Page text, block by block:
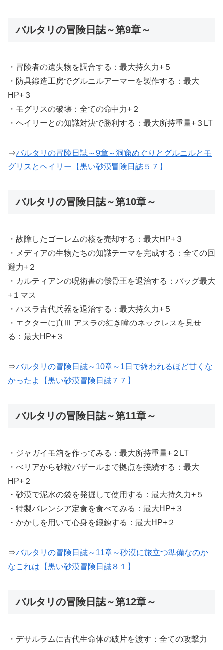
バルタリの冒険日誌～第9章～
・冒険者の遺失物を調合する：最大持久力+５
・防具鍛造工房でグルニルアーマーを製作する：最大
HP+３
・モグリスの破壊：全ての命中力+２
・ヘイリーとの知識対決で勝利する：最大所持重量+３LT
⇒バルタリの冒険日誌～9章～洞窟めぐりとグルニルとモ
グリスとヘイリー【黒い砂漠冒険日誌５７】
バルタリの冒険日誌～第10章～
・故障したゴーレムの核を売却する：最大HP+３
・メディアの生物たちの知識テーマを完成する：全ての回
避力+２
・カルティアンの呪術書の骸骨王を退治する：バッグ最大
+１マス
・ハスラ古代兵器を退治する：最大持久力+５
・エクターに真Ⅲ アスラの紅き瞳のネックレスを見せ
る：最大HP+３
⇒バルタリの冒険日誌～10章～1日で終われるほど甘くな
かったよ【黒い砂漠冒険日誌７７】
バルタリの冒険日誌～第11章～
・ジャガイモ箱を作ってみる：最大所持重量+２LT
・べリアから砂粒バザールまで拠点を接続する：最大
HP+２
・砂漠で泥水の袋を発掘して使用する：最大持久力+５
・特製バレンシア定食を食べてみる：最大HP+３
・かかしを用いて心身を鍛錬する：最大HP+２
⇒バルタリの冒険日誌～11章～砂漠に旅立つ準備なのか
なこれは【黒い砂漠冒険日誌８１】
バルタリの冒険日誌～第12章～
・デサルラムに古代生命体の破片を渡す：全ての攻撃力